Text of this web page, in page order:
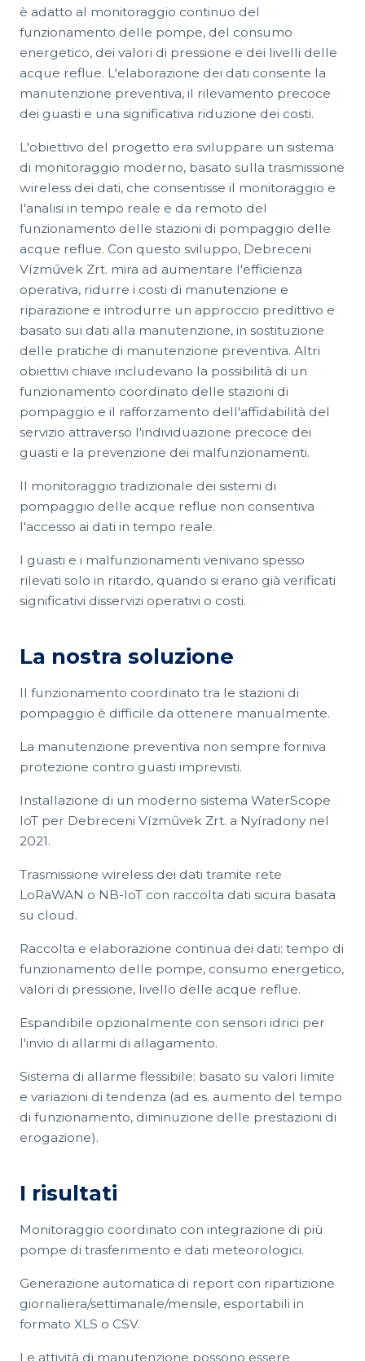
è adatto al monitoraggio continuo del
funzionamento delle pompe, del consumo
energetico, dei valori di pressione e dei livelli delle
acque reflue. L'elaborazione dei dati consente la
manutenzione preventiva, il rilevamento precoce
dei guasti e una significativa riduzione dei costi.
L'obiettivo del progetto era sviluppare un sistema
di monitoraggio moderno, basato sulla trasmissione
wireless dei dati, che consentisse il monitoraggio e
l'analisi in tempo reale e da remoto del
funzionamento delle stazioni di pompaggio delle
acque reflue. Con questo sviluppo, Debreceni
Vízművek Zrt. mira ad aumentare l'efficienza
operativa, ridurre i costi di manutenzione e
riparazione e introdurre un approccio predittivo e
basato sui dati alla manutenzione, in sostituzione
delle pratiche di manutenzione preventiva. Altri
obiettivi chiave includevano la possibilità di un
funzionamento coordinato delle stazioni di
pompaggio e il rafforzamento dell'affidabilità del
servizio attraverso l'individuazione precoce dei
guasti e la prevenzione dei malfunzionamenti.
Il monitoraggio tradizionale dei sistemi di
pompaggio delle acque reflue non consentiva
l'accesso ai dati in tempo reale.
I guasti e i malfunzionamenti venivano spesso
rilevati solo in ritardo, quando si erano già verificati
significativi disservizi operativi o costi.
La nostra soluzione
Il funzionamento coordinato tra le stazioni di
pompaggio è difficile da ottenere manualmente.
La manutenzione preventiva non sempre forniva
protezione contro guasti imprevisti.
Installazione di un moderno sistema WaterScope
IoT per Debreceni Vízművek Zrt. a Nyíradony nel
2021.
Trasmissione wireless dei dati tramite rete
LoRaWAN o NB-IoT con raccolta dati sicura basata
su cloud.
Raccolta e elaborazione continua dei dati: tempo di
funzionamento delle pompe, consumo energetico,
valori di pressione, livello delle acque reflue.
Espandibile opzionalmente con sensori idrici per
l'invio di allarmi di allagamento.
Sistema di allarme flessibile: basato su valori limite
e variazioni di tendenza (ad es. aumento del tempo
di funzionamento, diminuzione delle prestazioni di
erogazione).
I risultati
Monitoraggio coordinato con integrazione di più
pompe di trasferimento e dati meteorologici.
Generazione automatica di report con ripartizione
giornaliera/settimanale/mensile, esportabili in
formato XLS o CSV.
Le attività di manutenzione possono essere